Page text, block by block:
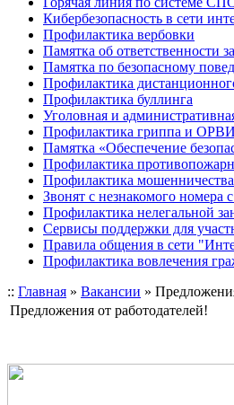
Кибербезопасность в сети
Профилактика вербовки
Памятка об ответственности
Памятка по безопасному
Профилактика
Профилактика буллинга
Уголовная и
Профилактика гриппа и ОРВИ
Памятка «Обеспечение
Профилактика
Профилактика
Звонят с незнакомого номера
Профилактика нелегальной
Сервисы поддержки для
Правила общения в сети
Профилактика вовлечения
:: Главная » Вакансии »
Предложения от работодателей!